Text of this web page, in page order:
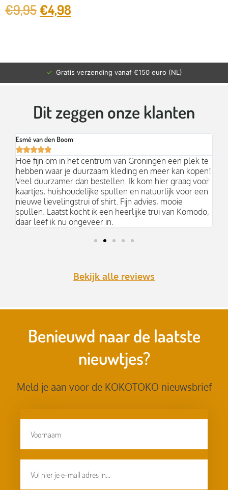
€9,95€4,98
✓ Gratis verzending vanaf €150 euro (NL)
Dit zeggen onze klanten
Esmé van den Boom

Hoe fijn om in het centrum van Groningen een plek te
hebben waar je duurzaam kleding en meer kan kopen!
Veel duurzamer dan bestellen. Ik kom hier graag voor
kaartjes, huishoudelijke spullen en natuurlijk voor een
nieuwe lievelingstrui of shirt. Fijn advies, mooie
spullen. Laatst kocht ik een heerlijke trui van Komodo,
daar leef ik nu ongeveer in.
Bekijk alle reviews
Benieuwd naar de laatste
nieuwtjes?
Meld je aan voor de KOKOTOKO nieuwsbrief